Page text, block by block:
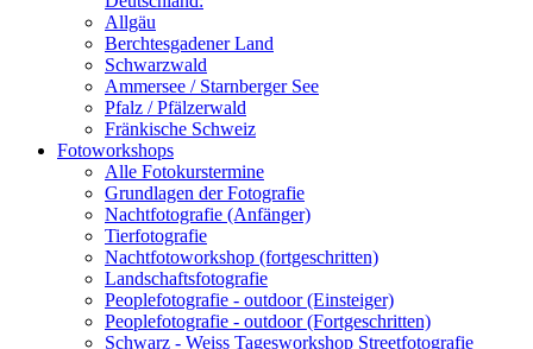
Allgäu
Berchtesgadener Land
Schwarzwald
Ammersee / Starnberger See
Pfalz / Pfälzerwald
Fränkische Schweiz
Fotoworkshops
Alle Fotokurstermine
Grundlagen der Fotografie
Nachtfotografie (Anfänger)
Tierfotografie
Nachtfotoworkshop (fortgeschritten)
Landschaftsfotografie
Peoplefotografie - outdoor (Einsteiger)
Peoplefotografie - outdoor (Fortgeschritten)
Schwarz - Weiss Tagesworkshop Streetfotografie